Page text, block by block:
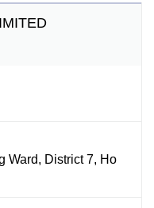
Ward, District 7, Ho